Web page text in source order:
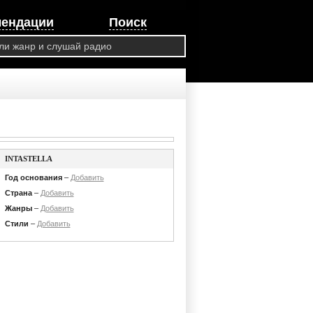
Поиск
INTASTELLA
Год основания– Добавить
Страна– Добавить
Жанры– Добавить
Стили – Добавить